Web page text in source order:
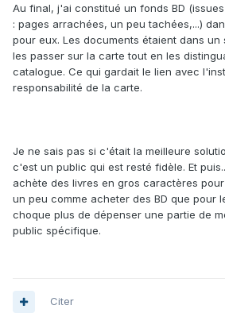
Au final, j'ai constitué un fonds BD
: pages arrachées, un peu tachées,...)
pour eux. Les documents étaient dans un
les passer sur la carte tout en les
catalogue. Ce qui gardait le lien avec
responsabilité de la carte.
Je ne sais pas si c'était la meilleure
c'est un public qui est resté fidèle. Et
achète des livres en gros caractères
un peu comme acheter des BD que pour
choque plus de dépenser une partie de
public spécifique.
Citer